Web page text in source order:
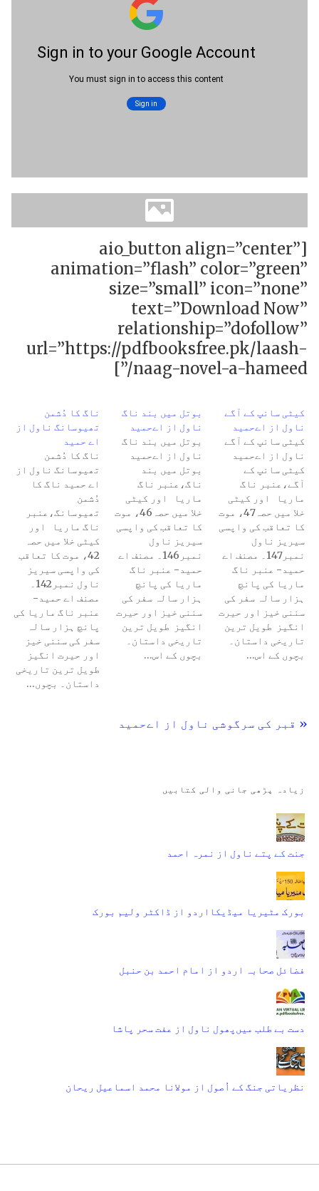
[aio_button align=”center”
animation=”flash” color=”green”
size=”small” icon=”none”
text=”Download Now”
relationship=”dofollow”
url=”https://pdfbooksfree.pk/laash-
naag-novel-a-hameed/”]
ناگ کا دُشمن
تھیوسانگ ناول از
اے حمید
ناگ کا دُشمن
تھیوسانگ ناول از
اے حمید ناگ کا
دُشمن
تھیوسانگ،عنبر
ناگ ماریا اور
کیٹی خلا میں حصہ
42، موت کا تعاقب
کی واپسی سیریز
ناول نمبر142۔
مصنف اے حمید-
عنبر ناگ ماریا کی
پانچ ہزار سالہ
سفر کی سننی خیز
اور حیرت انگیز
طویل ترین تاریخی
داستان۔ بچوں…
بوتل میں بند ناگ
ناول از اےحمید
بوتل میں بند ناگ
ناول از اےحمید
بوتل میں بند
ناگ،عنبر ناگ
ماریا اور کیٹی
خلا میں حصہ46، موت
کا تعاقب کی واپسی
سیریز ناول
نمبر146۔ مصنف اے
حمید- عنبر ناگ
ماریا کی پانچ
ہزار سالہ سفر کی
سننی خیز اور حیرت
انگیز طویل ترین
تاریخی داستان۔
بچوں کے اس…
کیٹی سانپ کے آگے
ناول از اےحمید
کیٹی سانپ کے آگے
ناول از اےحمید
کیٹی سانپ کے
آگے،عنبر ناگ
ماریا اور کیٹی
خلا میں حصہ47، موت
کا تعاقب کی واپسی
سیریز ناول
نمبر147۔ مصنف اے
حمید- عنبر ناگ
ماریا کی پانچ
ہزار سالہ سفر کی
سننی خیز اور حیرت
انگیز طویل ترین
تاریخی داستان۔
بچوں کے اس…
« قبر کی سرگوشی ناول از اےحمید
زیادہ پڑھی جانی والی کتابیں
جنت کے پتے ناول از نمرہ احمد
بورک مٹیریا میڈیکااردو از ڈاکٹر ولیم بورک
فضائل صحابہ اردو از امام احمد بن حنبل
دست بے طلب میں‌پھول ناول از عفت سحر پاشا
نظریاتی جنگ کے اُصول از مولانا محمد اسماعیل ریحان